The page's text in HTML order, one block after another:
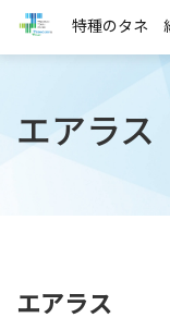
特種のタネ
HOME サンプル請求・
エアラ
エアラス